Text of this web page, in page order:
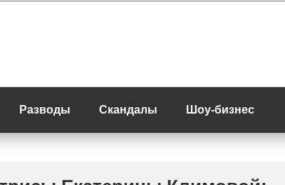
Разводы Скандалы Шоу-бизнес